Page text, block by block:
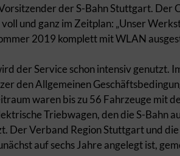
der S-Bahn Stuttgart. Der
und ganz im Zeitplan: „Unser
2019 komplett mit WLAN
der Service schon intensiv genutzt.
den Allgemeinen
waren bis zu 56 Fahrzeuge mit
Triebwagen, den die S-Bahn
Der Verband Region Stuttgart und
auf sechs Jahre angelegt ist,